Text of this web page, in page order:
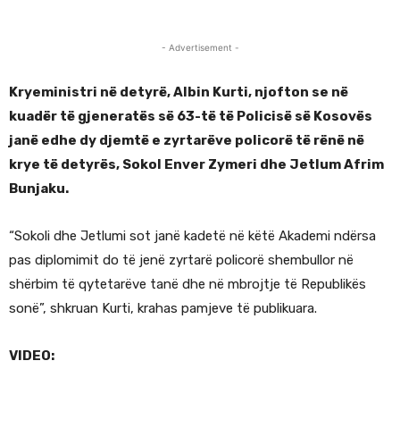
- Advertisement -
Kryeministri në detyrë, Albin Kurti, njofton se në
kuadër të gjeneratës së 63-të të Policisë së Kosovës
janë edhe dy djemtë e zyrtarëve policorë të rënë në
krye të detyrës, Sokol Enver Zymeri dhe Jetlum Afrim
Bunjaku.
“Sokoli dhe Jetlumi sot janë kadetë në këtë Akademi ndërsa
pas diplomimit do të jenë zyrtarë policorë shembullor në
shërbim të qytetarëve tanë dhe në mbrojtje të Republikës
sonë”, shkruan Kurti, krahas pamjeve të publikuara.
VIDEO: